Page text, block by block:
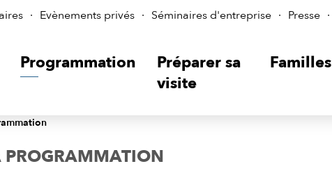
Evènements privés Séminaires d'entreprise Presse
Programmation
Préparer sa
visite
Familles
PROGRAMMATION